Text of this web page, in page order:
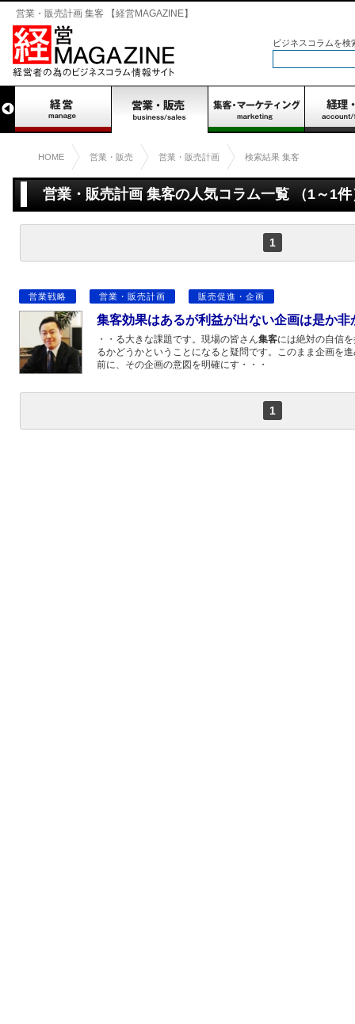
営業・販売計画 集客 【経営MAGAZINE】
ビジネスコラムを検
HOME 営業・販売 営業・販売計画 検索結果 集客
営業・販売計画 集客の人気コラム一覧 （1～1
1
営業戦略 営業・販売計画 販売促進・企画
集客効果はあるが利益が出ない企画は是か非
・・る大きな課題です。現場の皆さん集客には絶対の自信
るかどうかということになると疑問です。このまま企画を
前に、その企画の意図を明確にす・・・
1